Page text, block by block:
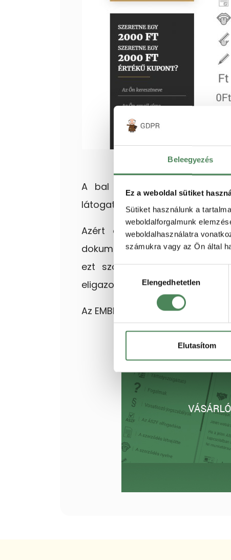
Beleegyezés
Ez a weboldal sütiket
Sütiket használunk a
weboldalforgalmunk
weboldalhasználatra
számukra vagy az Ön által
Hozzájárulás
kiválasztásaElengedhetetlen
Elutasítom
A bal oldali függőleges
látogatóknak. Ha rákattintanak
Azért alkottuk meg ezt a
dokumentumokban, ( ÁSZF,
ezt szorgalmazzák a
eligazodást.
Az EMBED a fentieken túl a